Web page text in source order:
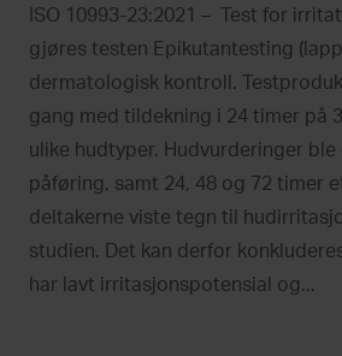
ISO 10993-23:2021 – Test for
gjøres testen Epikutantesting
dermatologisk kontroll.
gang med tildekning i 24 timer på
ulike hudtyper. Hudvurderinger
påføring, samt 24, 48 og 72 timer
deltakerne viste tegn til
studien. Det kan derfor
har lavt irritasjonspotensial og...